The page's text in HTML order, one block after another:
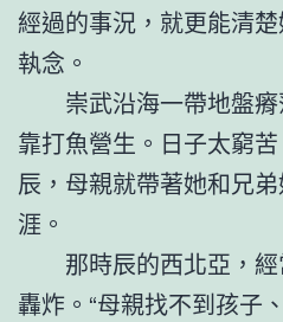
經過的事況，就更能清
執念。
崇武沿海一帶地盤
靠打魚營生。日子太窮
辰，母親就帶著她和兄
涯。
那時辰的西北亞，
轟炸。“母親找不到孩子